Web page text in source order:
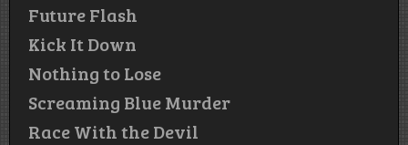
Future Flash
Kick It Down
Nothing to Lose
Screaming Blue Murder
Race With the Devil